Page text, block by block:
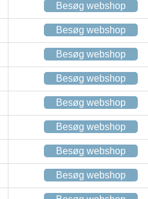
Besøg webshop
Besøg webshop
Besøg webshop
Besøg webshop
Besøg webshop
Besøg webshop
Besøg webshop
Besøg webshop